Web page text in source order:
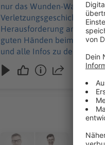
nur das Wunden-Warm‑Up
Verletzungsgeschichten.
Herausforderung an –
guten Händen beim
und alle Infos zu den Werbepartnern
Podcast schalten? Schickt
Audiotitel - Lisa Feller
Lisa
Und